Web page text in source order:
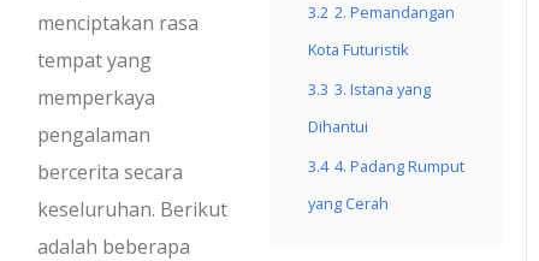
3.2 2. Pemandangan
Kota Futuristik
3.3 3. Istana yang
Dihantui
3.4 4. Padang Rumput
yang Cerah
menciptakan rasa
tempat yang
memperkaya
pengalaman
bercerita secara
keseluruhan. Berikut
adalah beberapa